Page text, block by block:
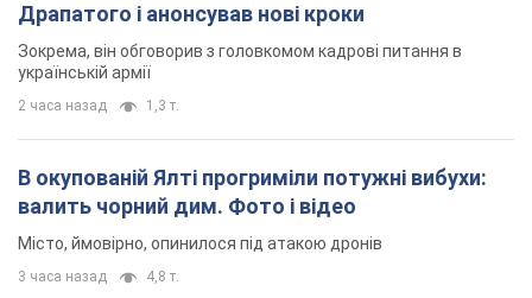
Драпатого і анонсував нові кроки
Зокрема, він обговорив з головкомом кадрові питання в
українській армії
2 часа назад 1,3 т.
В окупованій Ялті прогриміли потужні вибухи:
валить чорний дим. Фото і відео
Місто, ймовірно, опинилося під атакою дронів
3 часа назад 4,8 т.